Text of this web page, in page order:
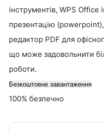
інструментів, WPS Office
презентацію
редактор PDF для
що може задовольнити
роботи.
Безкоштовне завантаження
100% безпечно